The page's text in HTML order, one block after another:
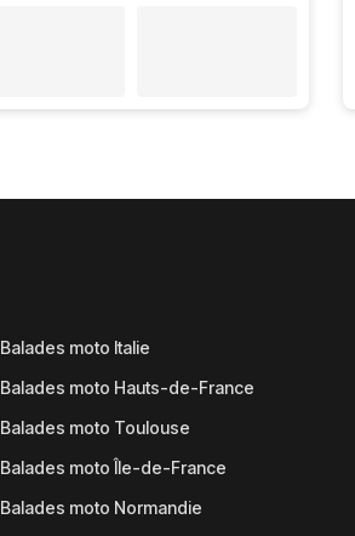
Balades moto Italie
Balades moto Hauts-de-France
Balades moto Toulouse
Balades moto Île-de-France
Balades moto Normandie